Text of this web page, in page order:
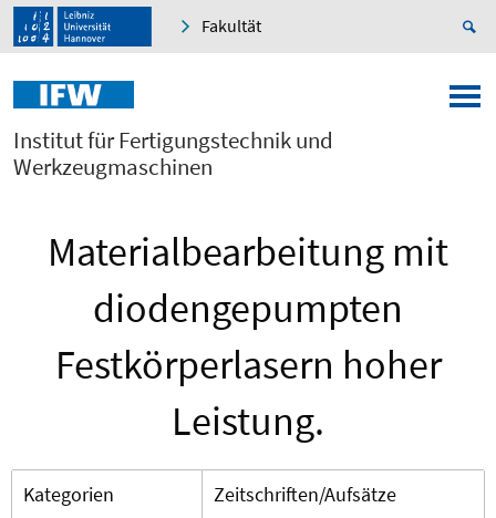
Fakultät
Institut für Fertigungstechnik und
Werkzeugmaschinen
Materialbearbeitung mit
diodengepumpten
Festkörperlasern hoher
Leistung.
Kategorien
Zeitschriften/Aufsätze